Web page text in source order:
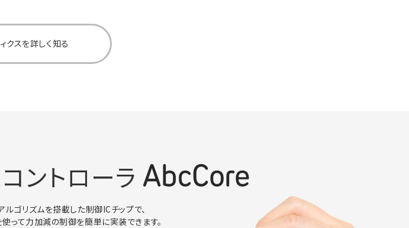
クスを詳しく知る
ントローラ
ゴリズムを搭載した制御ICチップで、
って力加減の制御を簡単に実装できます。